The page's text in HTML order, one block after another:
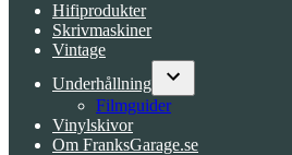
Hifiprodukter
Skrivmaskiner
Vintage
Underhållning
Open
Filmguider
Vinylskivor
Om FranksGarage.se